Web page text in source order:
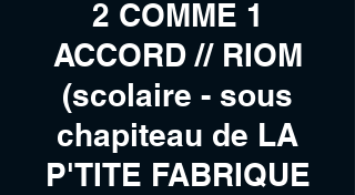
2 COMME 1
ACCORD // RIOM
(scolaire - sous
chapiteau de LA
P'TITE FABRIQUE